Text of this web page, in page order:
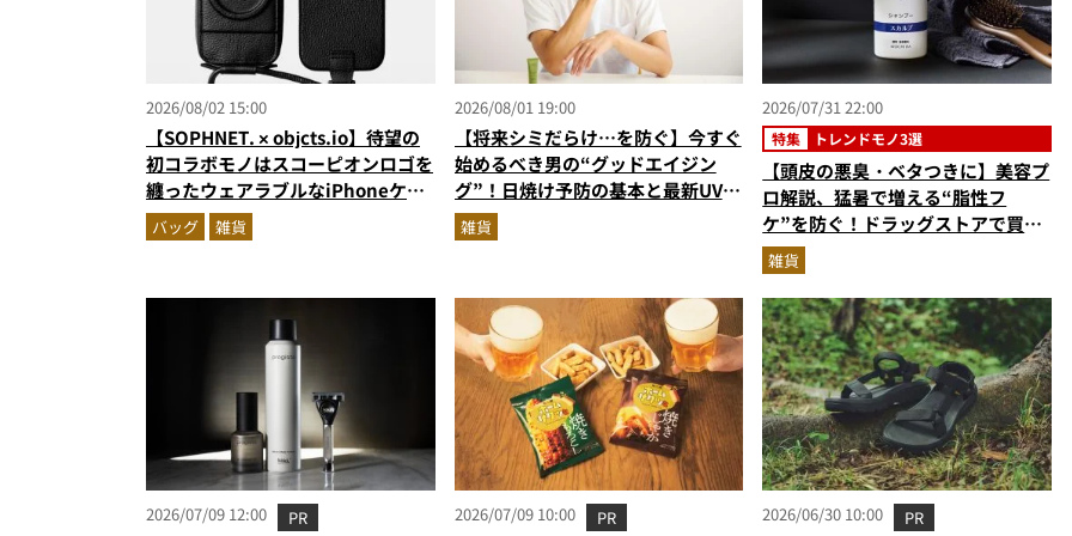
2026/08/02 15:00
【SOPHNET. × objcts.io】待望の
初コラボモノはスコーピオンロゴを
纏ったウェアラブルなiPhoneケー
ス！
バッグ 雑貨
2026/08/01 19:00
【将来シミだらけ…を防ぐ】今すぐ
始めるべき男の“グッドエイジン
グ”！日焼け予防の基本と最新UVア
イテムを美容家＆ブランド代表がプ
ロ目線で指南／大人の価値向上研究
雑貨
2026/07/31 22:00
特集 トレンドモノ3選
【頭皮の悪臭・ベタつきに】美容プ
ロ解説、猛暑で増える“脂性フ
ケ”を防ぐ！ドラッグストアで買え
る優秀ヘアケア3選
雑貨
2026/07/09 12:00 PR 2026/07/09 10:00 PR 2026/06/30 10:00 PR